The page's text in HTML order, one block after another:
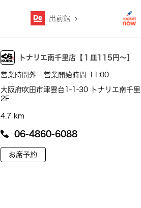
出前館
トナリエ南千里店【１皿115円～】
営業時間外 - 営業開始時間 11:00
大阪府吹田市津雲台1-1-30 トナリエ南千里
2F
4.7 km
06-4860-6088
お席予約